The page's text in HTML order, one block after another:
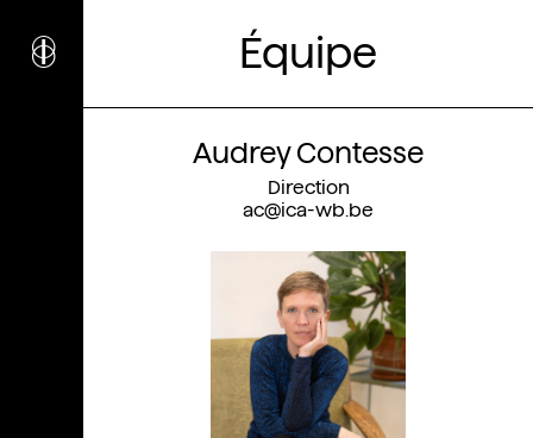
i
ulturel
a
Wallonie-Bruxelles
Équipe
Audrey Contesse
Direction
ac@ica-wb.be